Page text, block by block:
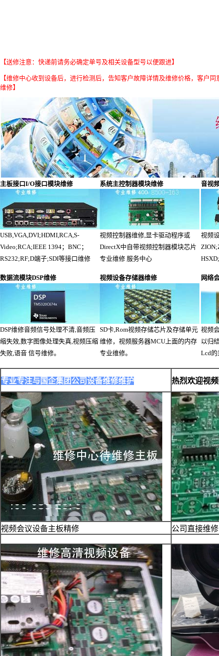
【送修注意：快递前请务必确定单号及相关设备型号以便跟进】
【维修中心收到设备后，进行检测后，告知客户故障详情及维修价格，客户同
维修】
主板接口I/O接口模块维修 系统主控制器模块维修 音视
USB,VGA,DVI;HDMI,RCA,S-
Video;RCA;IEEE 1394；BNC；
RS232;RF;D端子;SDI等接口维修
视频控制器维修,显卡驱动程序或
DirectX中自带视频控制器模块芯片
专业维修 服务中心
视频
数据流模块DSP维修 视频设备存储器维修 网络
DSP维修音频信号处理不清,音频压
缩失效,数字图像处理失真,视频压缩
失败,语音 信号维修。
SD卡,Rom视频存储芯片及存储单元
维修，视频服务器MCU上面的内存
专业维修。
视频
以归
Lcd的
专业专注与国企集团公司设备维修维护 热烈欢迎视
视频会议设备主板精修 公司直接维